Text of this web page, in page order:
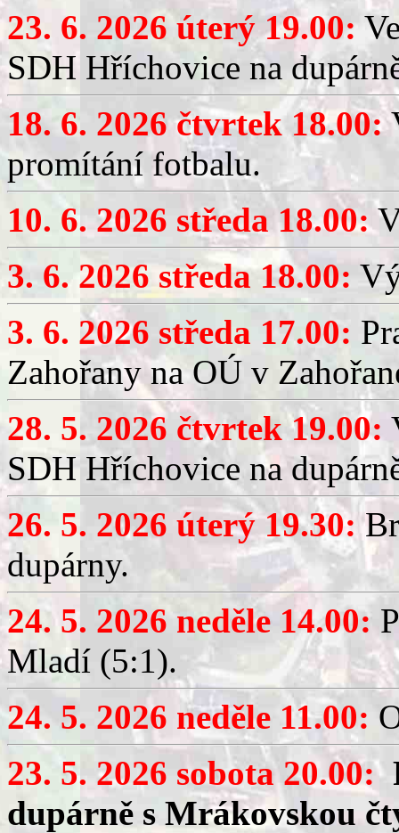
23. 6. 2026 úterý 19.00:
SDH Hříchovice na
18. 6. 2026 čtvrtek 18.00:
promítání fotbalu.
10. 6. 2026 středa 18.00:
3. 6. 2026 středa 18.00:
3. 6. 2026 středa 17.00:
Zahořany na OÚ v
28. 5. 2026 čtvrtek 19.00:
SDH Hříchovice na
26. 5. 2026 úterý 19.30:
dupárny.
24. 5. 2026 neděle 14.00:
Mladí (5:1).
24. 5. 2026 neděle 11.00:
23. 5. 2026 sobota 20.00:
dupárně s Mrákovskou